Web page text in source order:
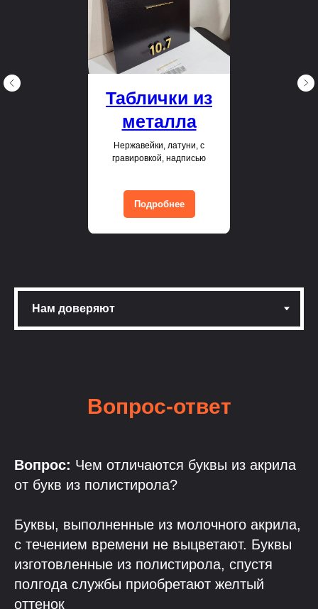
Таблички из
металла
Нержавейки, латуни, с
гравировкой, надписью
Подробнее
Вопрос-ответ
Вопрос: Чем отличаются буквы из акрила
от букв из полистирола?
Буквы, выполненные из молочного акрила,
с течением времени не выцветают. Буквы
изготовленные из полистирола, спустя
полгода службы приобретают желтый
оттенок